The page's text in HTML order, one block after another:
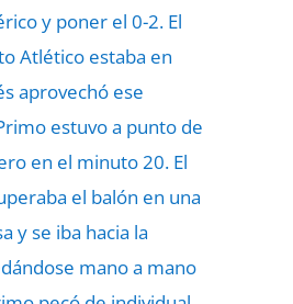
y poner el 0-2. El
Atlético estaba en
aprovechó ese
estuvo a punto de
en el minuto 20. El
el balón en una
y se iba hacia la
mano a mano